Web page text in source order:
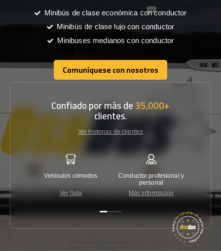
Minibús de clase económica con conductor
Minibús de clase lujo con conductor
Minibuses medianos con conductor
Comuníquese con nosotros
Comuníquese con nosotros
Confiado por más de35,000+
clientes.
Ver historias de clientes
Vehículos cómodos
Ver flota
Conductor profesional y
personal
Más información